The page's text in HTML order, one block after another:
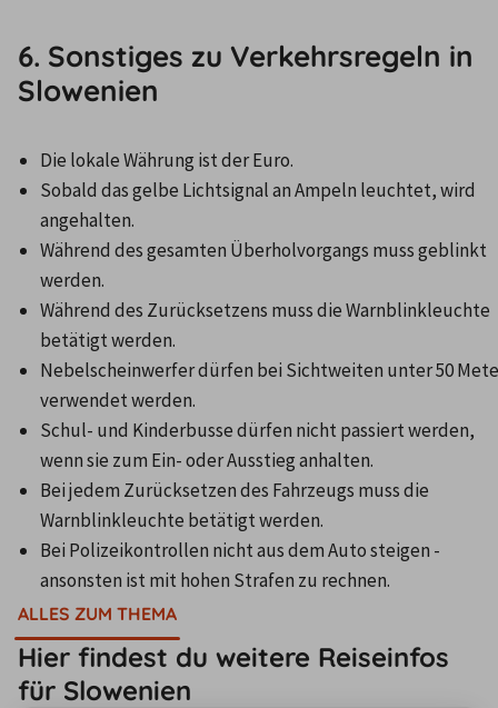
6. Sonstiges zu Verkehrsregeln in
Slowenien
Die lokale Währung ist der Euro.
Sobald das gelbe Lichtsignal an Ampeln leuchtet, wird
angehalten.
Während des gesamten Überholvorgangs muss geblinkt
werden.
Während des Zurücksetzens muss die Warnblinkleuchte
betätigt werden.
Nebelscheinwerfer dürfen bei Sichtweiten unter 50
verwendet werden.
Schul- und Kinderbusse dürfen nicht passiert werden,
wenn sie zum Ein- oder Ausstieg anhalten.
Bei jedem Zurücksetzen des Fahrzeugs muss die
Warnblinkleuchte betätigt werden.
Bei Polizeikontrollen nicht aus dem Auto steigen -
ansonsten ist mit hohen Strafen zu rechnen.
ALLES ZUM THEMA
Hier findest du weitere Reiseinfos
für Slowenien